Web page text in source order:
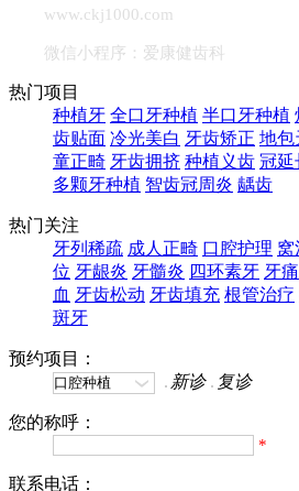
www.ckj1000.com
微信小程序：爱康健齿科
热门项目
种植牙 全口牙种植 半口牙种植
齿贴面 冷光美白 牙齿矫正 地包
童正畸 牙齿拥挤 种植义齿 冠延
多颗牙种植 智齿冠周炎 龋齿
热门关注
牙列稀疏 成人正畸 口腔护理 窝
位 牙龈炎 牙髓炎 四环素牙 牙痛
血 牙齿松动 牙齿填充 根管治疗
斑牙
预约项目：
新诊
复诊
您的称呼：
*
联系电话：